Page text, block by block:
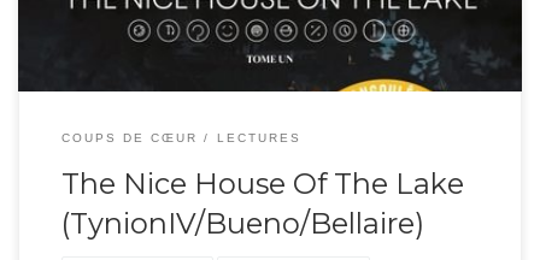
COUPS DE CŒUR LECTURES
The Nice House Of The Lake
(TynionIV/Bueno/Bellaire)